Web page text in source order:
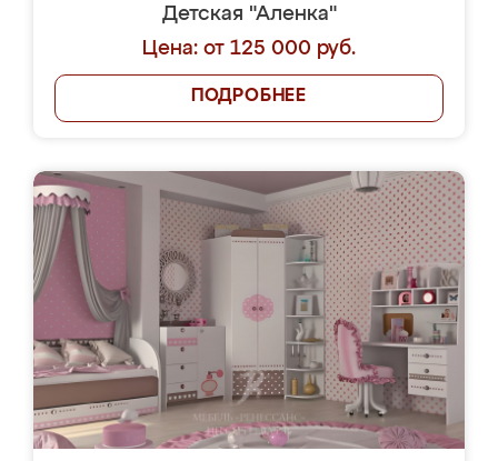
Детская "Аленка"
Цена: от 125 000 руб.
ПОДРОБНЕЕ